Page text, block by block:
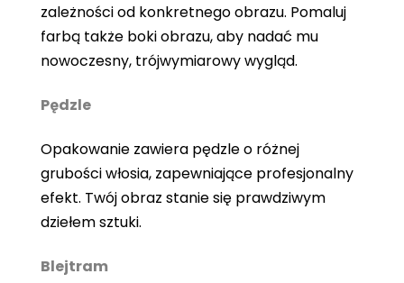
zależności od konkretnego obrazu. Pomaluj
farbą także boki obrazu, aby nadać mu
nowoczesny, trójwymiarowy wygląd.
Pędzle
Opakowanie zawiera pędzle o różnej
grubości włosia, zapewniające profesjonalny
efekt. Twój obraz stanie się prawdziwym
dziełem sztuki.
Blejtram